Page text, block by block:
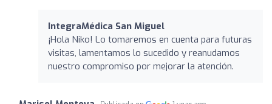
IntegraMédica San Miguel
¡Hola Niko! Lo tomaremos en cuenta para futuras
visitas, lamentamos lo sucedido y reanudamos
nuestro compromiso por mejorar la atención.